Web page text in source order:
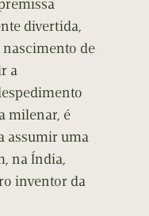
divertida,
de
a
milenar, é
assumir uma
na Índia,
inventor da